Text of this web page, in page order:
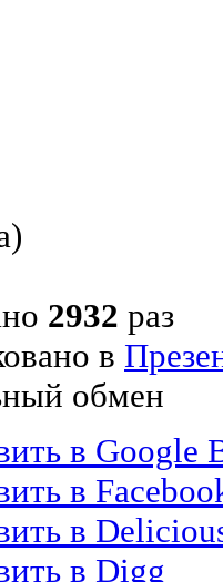
2932 раз
в
обмен
в Google
в
в
в Digg